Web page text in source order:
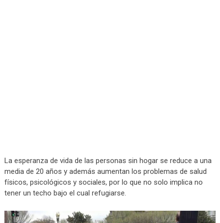
La esperanza de vida de las personas sin hogar se reduce a una
media de 20 años y además aumentan los problemas de salud
físicos, psicológicos y sociales, por lo que no solo implica no
tener un techo bajo el cual refugiarse.